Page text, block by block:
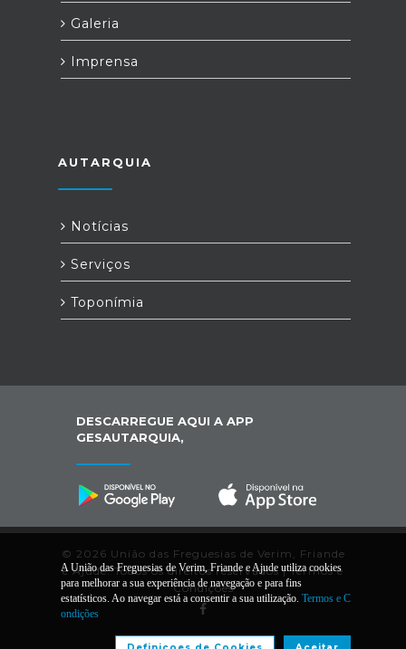
Galeria
Imprensa
AUTARQUIA
Notícias
Serviços
Toponímia
DESCARREGUE AQUI A APP
GESAUTARQUIA,
© 2026 União das Freguesias de Verim, Friande
e Ajude. Todos os direitos reservados |Termos e
Condições
Desenvolvido por:
A União das Freguesias de Verim, Friande e Ajude utiliza cookies
para melhorar a sua experiência de navegação e para fins
estatísticos. Ao navegar está a consentir a sua utilização. Termos e C
ondições